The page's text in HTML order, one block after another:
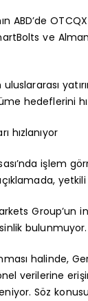
ABD’de
ve
uluslararası
hedeflerini
hızlanıyor
işlem
bulunmuyor.
halinde,
verilerine
Söz